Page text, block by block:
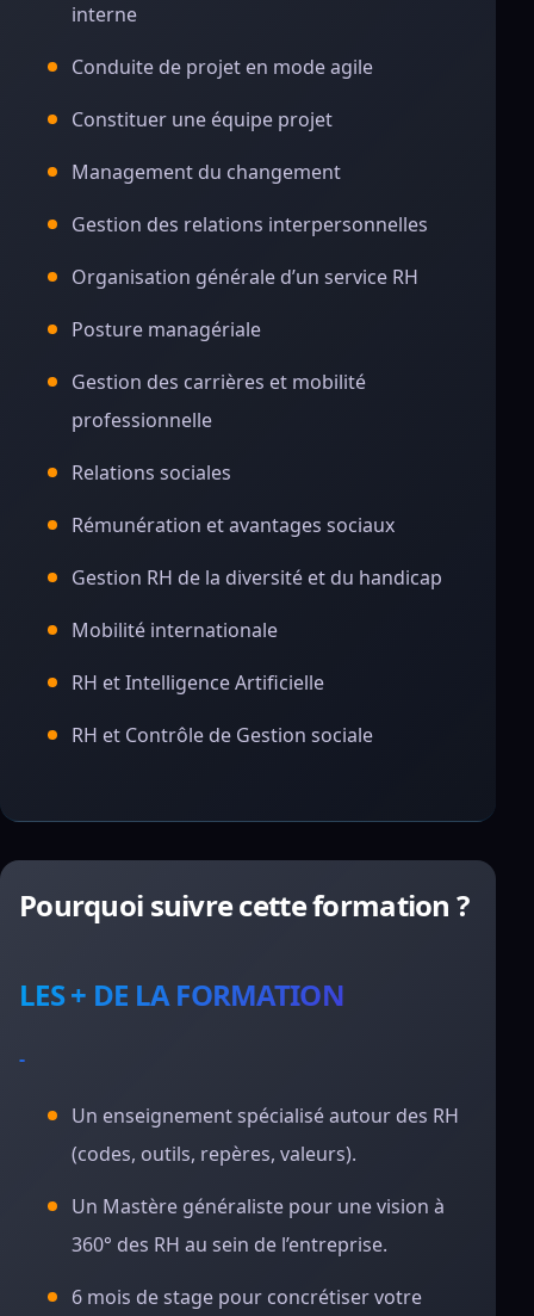
interne
Conduite de projet en mode agile
Constituer une équipe projet
Management du changement
Gestion des relations interpersonnelles
Organisation générale d’un service RH
Posture managériale
Gestion des carrières et mobilité
professionnelle
Relations sociales
Rémunération et avantages sociaux
Gestion RH de la diversité et du handicap
Mobilité internationale
RH et Intelligence Artificielle
RH et Contrôle de Gestion sociale
Pourquoi suivre cette formation ?
LES + DE LA FORMATION
-
Un enseignement spécialisé autour des RH
(codes, outils, repères, valeurs).
Un Mastère généraliste pour une vision à
360° des RH au sein de l’entreprise.
6 mois de stage pour concrétiser votre